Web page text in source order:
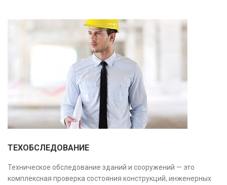
ТЕХОБСЛЕДОВАНИЕ
Техническое обследование зданий и сооружений — это
комплексная проверка состояния конструкций, инженерных